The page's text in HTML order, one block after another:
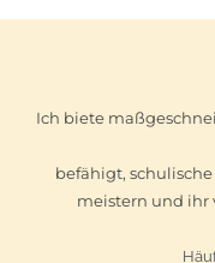
Ich biete
befähigt,
meistern und ihr